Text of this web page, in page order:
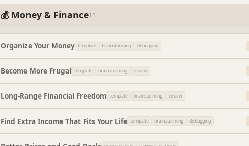
💰 Money & Finance11
Organize Your Money template brainstorming debugging
Become More Frugal template brainstorming review
Long-Range Financial Freedom template brainstorming review
Find Extra Income That Fits Your Life template brainstorming debugging